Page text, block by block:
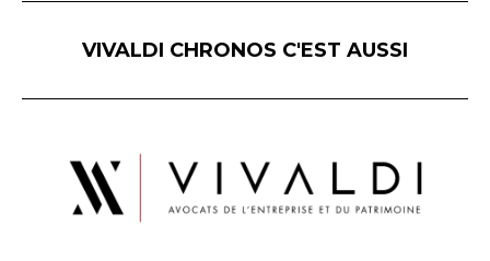
VIVALDI CHRONOS C'EST AUSSI